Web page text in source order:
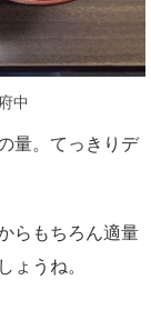
中
量。てっきりデ
らもちろん適量
ょうね。